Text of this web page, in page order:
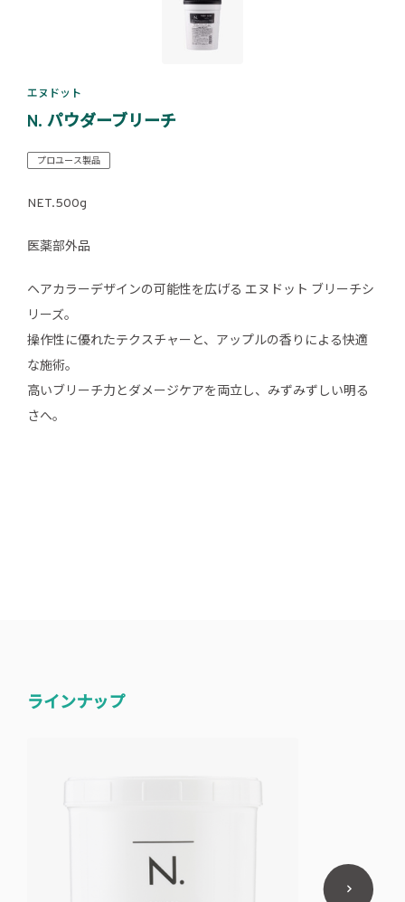
エヌドット
N. パウダーブリーチ
プロユース製品
NET.500g
医薬部外品
ヘアカラーデザインの可能性を広げる エヌドット ブリーチシ
リーズ。
操作性に優れたテクスチャーと、アップルの香りによる快適
な施術。
高いブリーチ力とダメージケアを両立し、みずみずしい明る
さへ。
ラインナップ